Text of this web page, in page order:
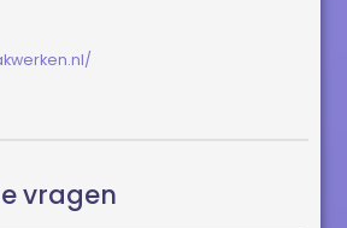
vragen